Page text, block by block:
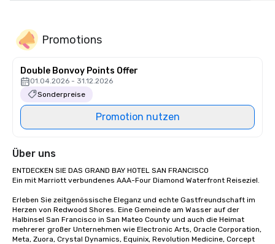
Promotions
Double Bonvoy Points Offer
01.04.2026 - 31.12.2026
Sonderpreise
Promotion nutzen
Über uns
ENTDECKEN SIE DAS GRAND BAY HOTEL SAN FRANCISCO
Ein mit Marriott verbundenes AAA-Four Diamond Waterfront Reiseziel.
Erleben Sie zeitgenössische Eleganz und echte Gastfreundschaft im
Herzen von Redwood Shores. Eine Gemeinde am Wasser auf der
Halbinsel San Francisco in San Mateo County und auch die Heimat
mehrerer großer Unternehmen wie Electronic Arts, Oracle Corporation,
Meta, Zuora, Crystal Dynamics, Equinix, Revolution Medicine, Corcept